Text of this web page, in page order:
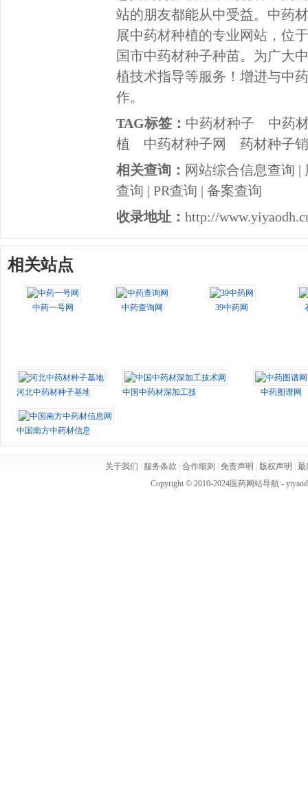
站的朋友都能从中受益。中药
展中药材种植的专业网站，位
国市中药材种子种苗。为广大
植技术指导等服务！增进与中
作。
TAG标签： 中药材种子
中药
植
中药材种子网
药材种子
相关查询： 网站综合信息查询 |
查询 | PR查询 | 备案查询
收录地址： http://
相关站点
中药一号网 中药查询网 39中药网
河北中药材种子基地 中国中药材深加工技术网 中药图谱网
中国南方中药材信息网
关于我们 服务条款 合作细则 免责声明 版权声明
最
Copyright © 2010-2024医药网站导航-